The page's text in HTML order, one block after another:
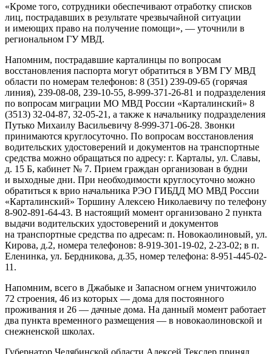
«Кроме того, сотрудники обеспечивают отработку списков
лиц, пострадавших в результате чрезвычайной ситуации
и имеющих право на получение помощи», — уточнили в
региональном ГУ МВД.
Напомним, пострадавшие карталинцы по вопросам
восстановления паспорта могут обратиться в УВМ ГУ МВД
области по номерам телефонов: 8 (351) 239-09-65 (горячая
линия), 239-08-08, 239-10-55, 8-999-371-26-81 и подразделения
по вопросам миграции МО МВД России «Карталинский» 8
(3513) 32-04-87, 32-05-21, а также к начальнику подразделения
Путько Михаилу Васильевичу 8-999-371-06-28. Звонки
принимаются круглосуточно. По вопросам восстановления
водительских удостоверений и документов на транспортные
средства можно обращаться по адресу: г. Карталы, ул. Славы,
д. 15 Б, кабинет № 7. Прием граждан организован в будни
и выходные дни. При необходимости круглосуточно можно
обратиться к врио начальника РЭО ГИБДД МО МВД России
«Карталинский» Торшину Алексею Николаевичу по телефону
8-902-891-64-43. В настоящий момент организовано 2 пункта
выдачи водительских удостоверений и документов
на транспортные средства по адресам: п. Новокаолиновый, ул.
Кирова, д.2, номера телефонов: 8-919-301-19-02, 2-23-02; в п.
Еленинка, ул. Бердникова, д.35, номер телефона: 8-951-445-02-
11.
Напомним, всего в Джабыке и Запасном огнем уничтожило
72 строения, 46 из которых — дома для постоянного
проживания и 26 — дачные дома. На данный момент работает
два пункта временного размещения — в новокаолиновской и
снежненской школах.
Губернатор Челябинской области Алексей Текслер принял